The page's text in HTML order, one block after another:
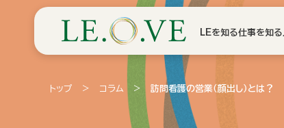
LEを知る仕事を知る
トップ > コラム > 訪問看護の営業（顔出し）とは？